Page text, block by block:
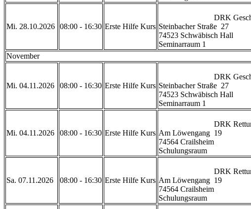
Mi. 28.10.2026 08:00 - 16:30 Erste Hilfe Kurs Steinbacher Straße  27
74523 Schwäbisch Hall
Seminarraum 1
November
Mi. 04.11.2026 08:00 - 16:30 Erste Hilfe Kurs Steinbacher Straße  27
74523 Schwäbisch Hall
Seminarraum 1
Mi. 04.11.2026 08:00 - 16:30 Erste Hilfe Kurs Am Löwengang  19
74564 Crailsheim
Schulungsraum
Sa. 07.11.2026 08:00 - 16:30 Erste Hilfe Kurs Am Löwengang  19
74564 Crailsheim
Schulungsraum